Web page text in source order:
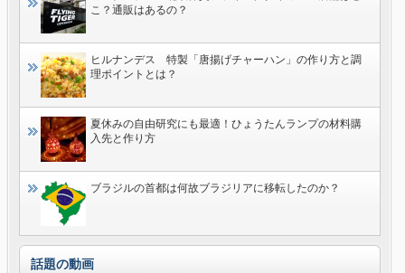
こ？通販はあるの？
ヒルナンデス 特製「唐揚げチャーハン」の作り方と調
理ポイントとは？
夏休みの自由研究にも最適！ひょうたんランプの材料購
入先と作り方
ブラジルの首都は何故ブラジリアに移転したのか？
話題の動画